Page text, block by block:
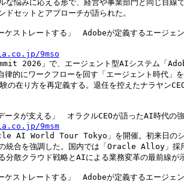
な悩みに応える形で、経営や事業部門と同じ目線
ドセットとアプローチが語られた。
ストレートする」　Adobeが定義するエージェ
9mso
2026」で、エージェント型AIシステム「
的にワークフローを回す「エージェント時代」
の在り方を再定義する。退任を控えたナラヤン
9msm
AI World Tour Tokyo」を開催。初来日のシ
統合を強調した。国内では「Oracle Alloy」採
分散クラウド戦略とAIによる業務変革の最前線が
ストレートする」　Adobeが定義するエージェ